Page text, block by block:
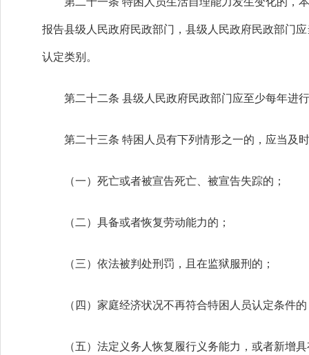
报告县级人民政府民政部门，县级人民政府民政部门
认定类别。
第二十二条 县级人民政府民政部门应至少每年进
第二十三条 特困人员有下列情形之一的，应当及
（一）死亡或者被宣告死亡、被宣告失踪的；
（二）具备或者恢复劳动能力的；
（三）依法被判处刑罚，且在监狱服刑的；
（四）家庭经济状况不再符合特困人员认定条件的
（五）法定义务人恢复履行义务能力，或者新增具